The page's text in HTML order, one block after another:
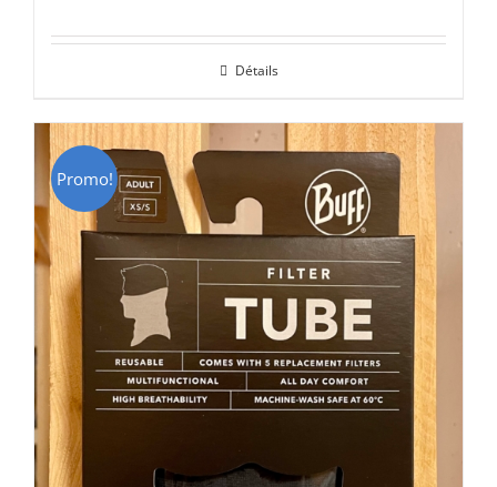
CHF 69.00.CHF 49.00.
Détails
Promo!